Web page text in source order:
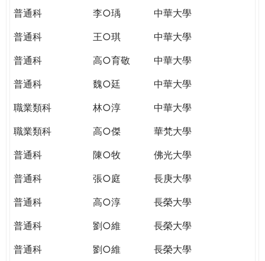
普通科
李○瑀
中華大學
普通科
王○琪
中華大學
普通科
高○育敬
中華大學
普通科
魏○廷
中華大學
職業類科
林○淳
中華大學
職業類科
高○傑
華梵大學
普通科
陳○牧
佛光大學
普通科
張○庭
長庚大學
普通科
高○淳
長榮大學
普通科
劉○維
長榮大學
普通科
劉○維
長榮大學